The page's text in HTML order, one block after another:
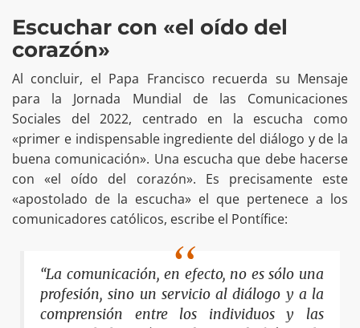
Escuchar con «el oído del
corazón»
Al concluir, el Papa Francisco recuerda su Mensaje
para la Jornada Mundial de las Comunicaciones
Sociales del 2022, centrado en la escucha como
«primer e indispensable ingrediente del diálogo y de la
buena comunicación». Una escucha que debe hacerse
con «el oído del corazón». Es precisamente este
«apostolado de la escucha» el que pertenece a los
comunicadores católicos, escribe el Pontífice:
“La comunicación, en efecto, no es sólo una
profesión, sino un servicio al diálogo y a la
comprensión entre los individuos y las